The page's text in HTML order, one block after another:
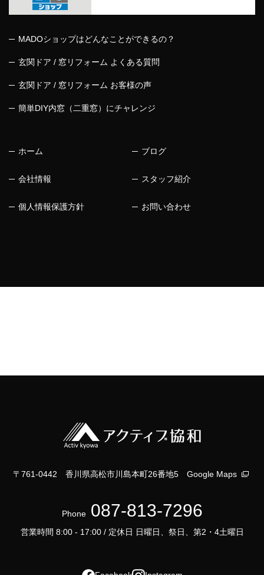
MADOショップはどんなことができるの？
玄関ドア / 窓リフォーム よくある質問
玄関ドア / 窓リフォーム お客様の声
簡単DIY内窓（二重窓）にチャレンジ
ホーム ブログ
会社情報 スタッフ紹介
個人情報保護方針 お問い合わせ
〒761-0442 香川県高松市川島本町26番地5 Google Maps
Phone 087-813-7296
営業時間 8:00 - 17:00 / 定休日 日曜日、祭日、第2・4土曜日